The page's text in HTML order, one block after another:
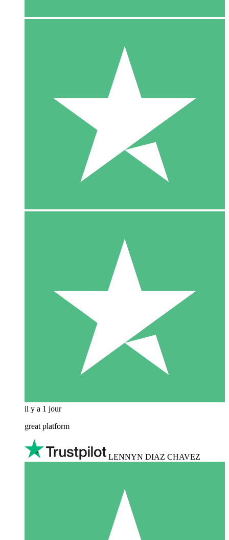
il y a 1 jour
great platform
LENNYN DIAZ CHAVEZ